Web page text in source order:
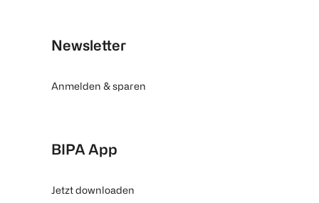
Newsletter
Anmelden & sparen
BIPA App
Jetzt downloaden